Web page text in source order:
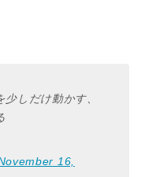
しだけ動かす、
16,